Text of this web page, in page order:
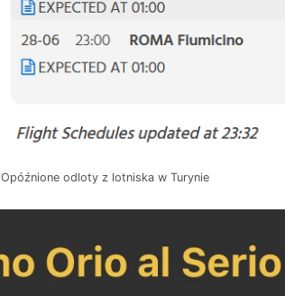
Opóźnione odloty z lotniska w Turynie